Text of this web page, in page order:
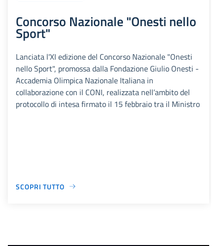
Concorso Nazionale "Onesti nello
Sport"
Lanciata l'XI edizione del Concorso Nazionale "Onesti
nello Sport", promossa dalla Fondazione Giulio Onesti -
Accademia Olimpica Nazionale Italiana in
collaborazione con il CONI, realizzata nell’ambito del
protocollo di intesa firmato il 15 febbraio tra il Ministro
SCOPRI TUTTO